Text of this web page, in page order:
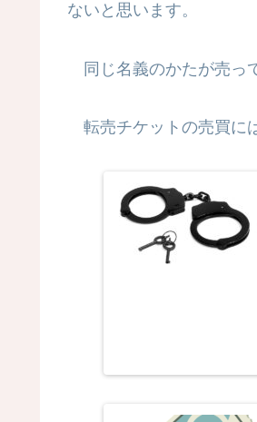
ないと思います。
同じ名義のかたが売っ
転売チケットの売買に